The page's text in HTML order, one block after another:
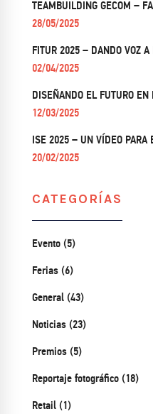
TEAMBUILDING GECOM –
28/05/2025
FITUR 2025 – DANDO VOZ
02/04/2025
DISEÑANDO EL FUTURO
12/03/2025
ISE 2025 – UN VÍDEO PARA
20/02/2025
CATEGORÍAS
Evento (5)
Ferias (6)
General (43)
Noticias (23)
Premios (5)
Reportaje fotográfico (18)
Retail (1)